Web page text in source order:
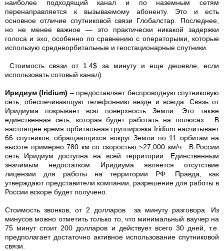
наиболее подходящий канал и по наземным сетям
перенаправляется к вызываемому абоненту. Это и есть
основное отличие спутниковой связи Глобалстар. Последнее,
но не менее важное — это практически никакой задержки
голоса и эхо, особенно по сравнению с операторыми, которые
использую среднеорбитальные и геостационарные спутники.
Стоимость связи от 1.4$ за минуту и еще дешевле, если
использовать сотовый канал).
Иридиум (Iridium) – предоставляет беспроводную спутниковую
сеть, обеспечивающую телефоннию везде и всегда. Связь от
Иридиума покрывает всю поверхность Земли. Это также
единственная сеть, которая будет работать на полюсах. В
настоящее время орбитальная группировка Iridium насчитывает
66 спутников, обращающихся вокруг Земли по 11 орбитам на
высоте примерно 780 км со скоростью ~27,000 км/ч. В России
сеть Иридиум доступна на всей территории. Единственным
значимым недостатком Иридиума является отсутствие
лицензии для работы на территории РФ. Правда, как
утверждают представители компании, разрешение для работы в
России вскоре будет получено.
Стоимость звонков, от 2 долларов за минуту разговора. Из
минусов можно отметить только то, что минимальный ваучер на
75 минут стоит 200 долларов и действует всего 30 дней, т.е.
предполагает достаточно активное использование спутниковой
связи.